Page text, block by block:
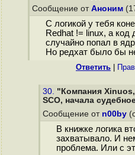
Сообщение от Аноним
С логикой у тебя
Redhat != linux, а код
случайно попал в
Но редхат было бы
Ответить
30. "Компания
SCO, начала
Сообщение от n00by
В книжке логика
захватывало. И
проблема. Или с